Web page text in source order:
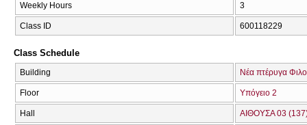
Weekly Hours 3
Class ID 600118229
Class Schedule
Building Νέα πτέρυγα
Floor Υπόγειο 2
Hall ΑΙΘΟΥΣΑ 03